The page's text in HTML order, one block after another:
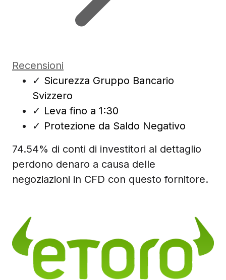
Recensioni
✓ Sicurezza Gruppo Bancario
Svizzero
✓ Leva fino a 1:30
✓ Protezione da Saldo Negativo
74.54% di conti di investitori al dettaglio
perdono denaro a causa delle
negoziazioni in CFD con questo fornitore.